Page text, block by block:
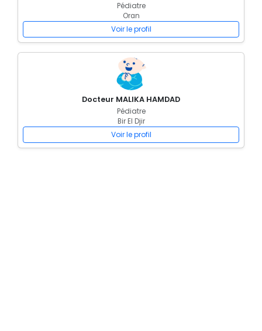
Pédiatre
Oran
Voir le profil
Docteur MALIKA HAMDAD
Pédiatre
Bir El Djir
Voir le profil